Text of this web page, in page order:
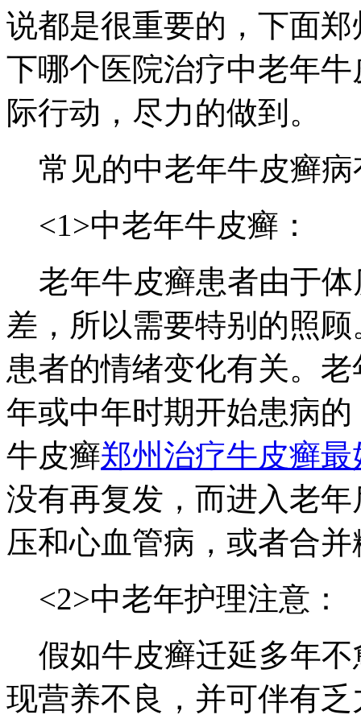
说都是很重要的，下面
下哪个医院治疗中老年
际行动，尽力的做到。
常见的中老年牛皮癣病
<1>中老年牛皮癣：
老年牛皮癣患者由于体
差，所以需要特别的照
患者的情绪变化有关。
年或中年时期开始患病
牛皮癣郑州治疗牛皮癣
没有再复发，而进入老
压和心血管病，或者合
<2>中老年护理注意：
假如牛皮癣迁延多年不
现营养不良，并可伴有